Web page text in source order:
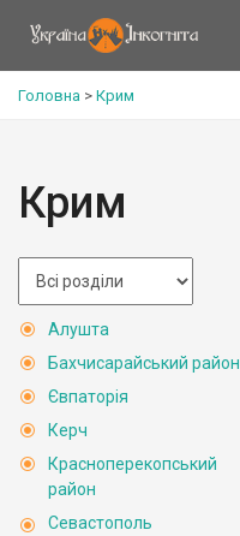
Головна > Крим
Крим
Алушта
Бахчисарайський район
Євпаторія
Керч
Красноперекопський
район
Севастополь